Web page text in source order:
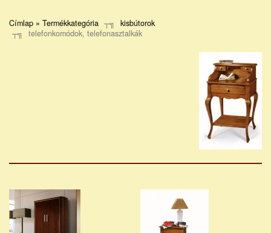
Címlap » Termékkategória
kisbútorok
telefonkomódok, telefonasztalkák